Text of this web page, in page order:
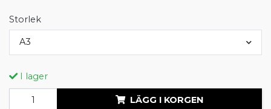
Storlek
A3
I lager
LÄGG I KORGEN